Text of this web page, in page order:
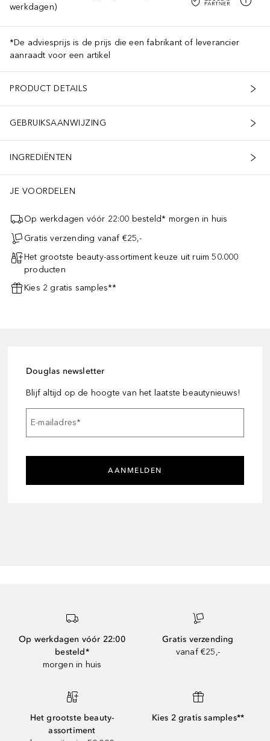
werkdagen)
*De adviesprijs is de prijs die een fabrikant of leverancier
aanraadt voor een artikel
PRODUCT DETAILS
GEBRUIKSAANWIJZING
INGREDIËNTEN
JE VOORDELEN
Op werkdagen vóór 22:00 besteld* morgen in huis
Gratis verzending vanaf €25,-
Het grootste beauty-assortiment keuze uit ruim 50.000
producten
Kies 2 gratis samples**
Douglas newsletter
Blijf altijd op de hoogte van het laatste beautynieuws!
E-mailadres*
AANMELDEN
Op werkdagen vóór 22:00
besteld*
morgen in huis
Gratis verzending
vanaf €25,-
Het grootste beauty-
assortiment
Kies 2 gratis samples**